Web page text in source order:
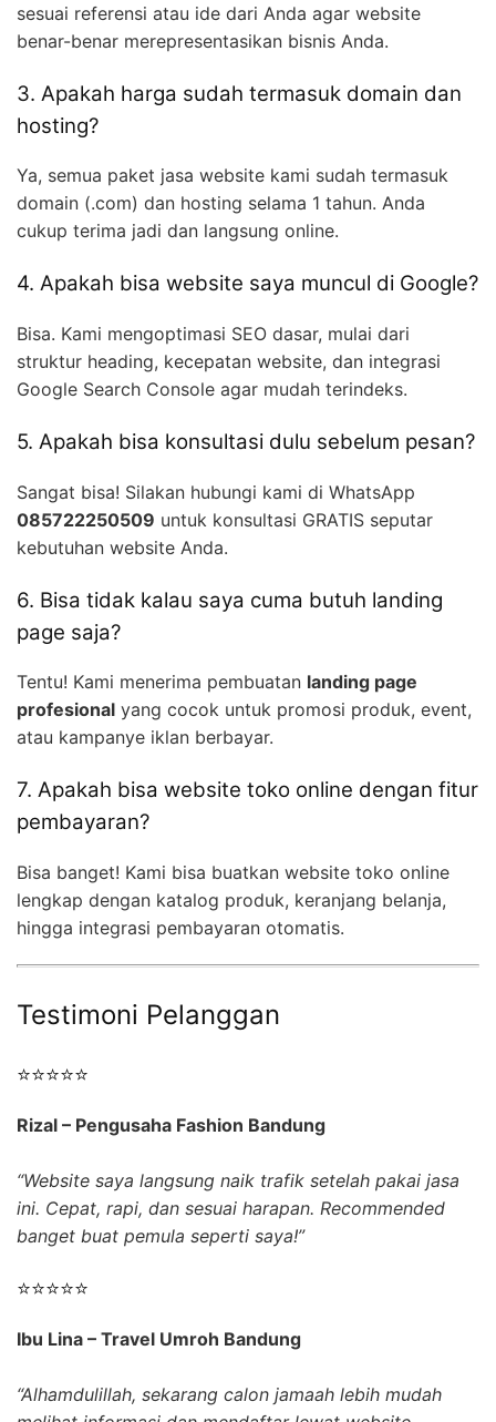
sesuai referensi atau ide dari Anda agar website
benar-benar merepresentasikan bisnis Anda.
3. Apakah harga sudah termasuk domain dan
hosting?
Ya, semua paket jasa website kami sudah termasuk
domain (.com) dan hosting selama 1 tahun. Anda
cukup terima jadi dan langsung online.
4. Apakah bisa website saya muncul di Google?
Bisa. Kami mengoptimasi SEO dasar, mulai dari
struktur heading, kecepatan website, dan integrasi
Google Search Console agar mudah terindeks.
5. Apakah bisa konsultasi dulu sebelum pesan?
Sangat bisa! Silakan hubungi kami di WhatsApp
085722250509 untuk konsultasi GRATIS seputar
kebutuhan website Anda.
6. Bisa tidak kalau saya cuma butuh landing
page saja?
Tentu! Kami menerima pembuatan landing page
profesional yang cocok untuk promosi produk, event,
atau kampanye iklan berbayar.
7. Apakah bisa website toko online dengan fitur
pembayaran?
Bisa banget! Kami bisa buatkan website toko online
lengkap dengan katalog produk, keranjang belanja,
hingga integrasi pembayaran otomatis.
Testimoni Pelanggan
⭐⭐⭐⭐⭐
Rizal – Pengusaha Fashion Bandung
“Website saya langsung naik trafik setelah pakai jasa
ini. Cepat, rapi, dan sesuai harapan. Recommended
banget buat pemula seperti saya!”
⭐⭐⭐⭐⭐
Ibu Lina – Travel Umroh Bandung
“Alhamdulillah, sekarang calon jamaah lebih mudah